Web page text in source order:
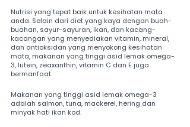
Nutrisi yang tepat baik untuk kesihatan mata
anda. Selain dari diet yang kaya dengan buah-
buahan, sayur-sayuran, ikan, dan kacang-
kacangan yang menyediakan vitamin, mineral,
dan antioksidan yang menyokong kesihatan
mata, makanan yang tinggi asid lemak omega-
3, lutein, zeaxanthin, vitamin C dan E juga
bermanfaat.
Makanan yang tinggi asid lemak omega-3
adalah salmon, tuna, mackerel, hering dan
minyak hati ikan kod.